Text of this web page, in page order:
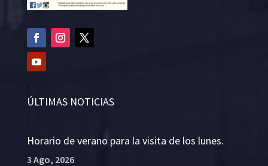
ÚLTIMAS NOTICIAS
Horario de verano para la visita de los lunes.
3 Ago, 2026